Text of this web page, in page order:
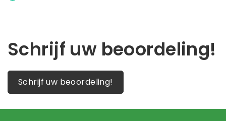
Schrijf uw beoordeling!
Schrijf uw beoordeling!